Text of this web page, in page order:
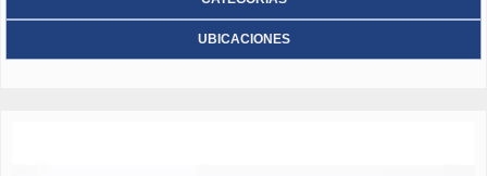
UBICACIONES